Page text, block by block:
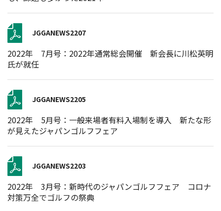
JGGANEWS2207
2022年 7月号：2022年通常総会開催 新会長に川松英明
氏が就任
JGGANEWS2205
2022年 5月号：一般来場者有料入場制を導入 新たな形
が見えたジャパンゴルフフェア
JGGANEWS2203
2022年 3月号：新時代のジャパンゴルフフェア コロナ
対策万全でゴルフの祭典